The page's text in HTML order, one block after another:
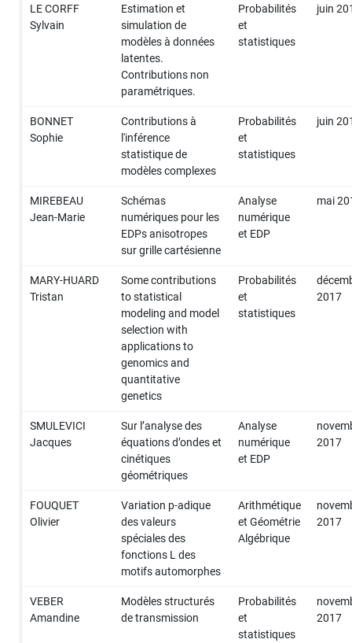
LE CORFF
Sylvain
Estimation et
simulation de
modèles à données
latentes.
Contributions non
paramétriques.
Probabilités
et
statistiques
juin
BONNET
Sophie
Contributions à
l'inférence
statistique de
modèles complexes
Probabilités
et
statistiques
juin
MIREBEAU
Jean-Marie
Schémas
numériques pour les
EDPs anisotropes
sur grille cartésienne
Analyse
numérique
et EDP
mai
MARY-HUARD
Tristan
Some contributions
to statistical
modeling and model
selection with
applications to
genomics and
quantitative
genetics
Probabilités
et
statistiques
2017
SMULEVICI
Jacques
Sur l’analyse des
équations d’ondes et
cinétiques
géométriques
Analyse
numérique
et EDP
2017
FOUQUET
Olivier
Variation p-adique
des valeurs
spéciales des
fonctions L des
motifs automorphes
Arithmétique
et Géométrie
Algébrique
2017
VEBER
Amandine
Modèles structurés
de transmission
Probabilités
et
statistiques
2017